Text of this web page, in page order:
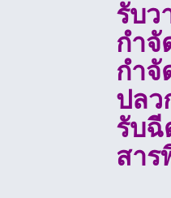
รับว
กำ
กำจั
ปล
รับ
สา